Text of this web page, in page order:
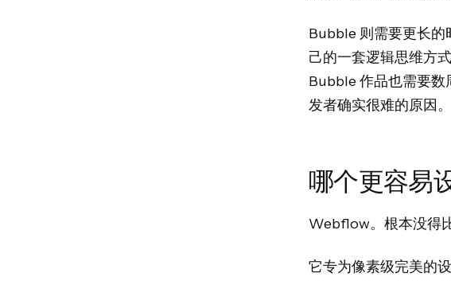
Bubble 则需要更长的
己的一套逻辑思维方
Bubble 作品也需要数
发者确实很难的原因。
哪个更容易
Webflow。根本没得比
它专为像素级完美的